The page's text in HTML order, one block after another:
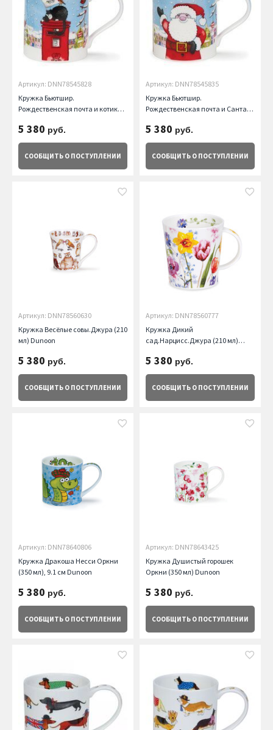
Артикул: DNN78545828
Кружка Бьютшир.
Рождественская почта и котик
5 380 руб.
СООБЩИТЬ О ПОСТУПЛЕНИИ
Артикул: DNN78545835
Кружка Бьютшир.
Рождественская почта и Санта
5 380 руб.
СООБЩИТЬ О ПОСТУПЛЕНИИ
Артикул: DNN78560630
Кружка Весёлые совы.Джура (210
мл) Dunoon
5 380 руб.
СООБЩИТЬ О ПОСТУПЛЕНИИ
Артикул: DNN78560777
Кружка Дикий
сад.Нарцисс.Джура (210 мл)
5 380 руб.
СООБЩИТЬ О ПОСТУПЛЕНИИ
Артикул: DNN78640806
Кружка Дракоша Несси Оркни
(350 мл), 9.1 см Dunoon
5 380 руб.
СООБЩИТЬ О ПОСТУПЛЕНИИ
Артикул: DNN78643425
Кружка Душистый горошек
Оркни (350 мл) Dunoon
5 380 руб.
СООБЩИТЬ О ПОСТУПЛЕНИИ